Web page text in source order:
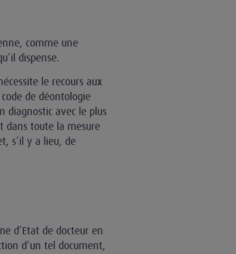
comme une
dispense.
le recours aux
de déontologie
diagnostic avec le plus
dans toute la mesure
s’il y a lieu, de
d’Etat de docteur en
d’un tel document,